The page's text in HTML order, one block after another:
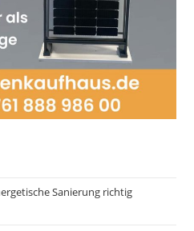
Sanierung richtig